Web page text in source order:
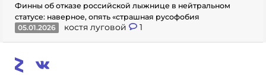
Финны об отказе российской лыжнице в нейтральном
статусе: наверное, опять «страшная русофобия
05.01.2026
костя луговой 1